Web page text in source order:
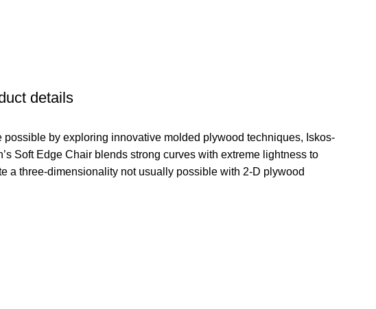
details
possible by exploring innovative molded plywood techniques, Iskos-
Soft Edge Chair blends strong curves with extreme lightness to
a three-dimensionality not usually possible with 2-D plywood.